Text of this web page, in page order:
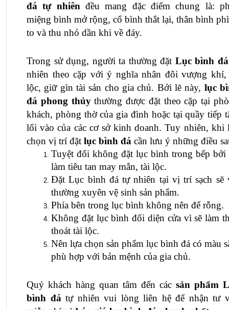
đá tự nhiên đều mang đặc điểm chung là:
miệng bình mở rộng, cổ bình thắt lại, thân bình
to và thu nhỏ dần khi về đáy.
Trong sử dụng, người ta thường đặt Lục bình
nhiên theo cặp với ý nghĩa nhân đôi vượng khí,
lộc, giữ gìn tài sản cho gia chủ. Bởi lẽ này, lục
đá phong thủy thường được đặt theo cặp tại
khách, phòng thờ của gia đình hoặc tại quầy tiếp
lối vào của các cơ sở kinh doanh. Tuy nhiên, khi
chọn vị trí đặt lục bình đá cần lưu ý những điều
Tuyệt đối không đặt lục bình trong bếp bởi
làm tiêu tan may mắn, tài lộc.
Đặt Lục bình đá tự nhiên tại vị trí sạch sẽ
thường xuyên vệ sinh sản phẩm.
Phía bên trong lục bình không nên để rỗng.
Không đặt lục bình đối diện cửa vì sẽ làm
thoát tài lộc.
Nên lựa chọn sản phẩm lục bình đá có màu
phù hợp với bản mệnh của gia chủ.
Quý khách hàng quan tâm đến các sản phẩm
bình đá tự nhiên vui lòng liên hệ để nhận tư